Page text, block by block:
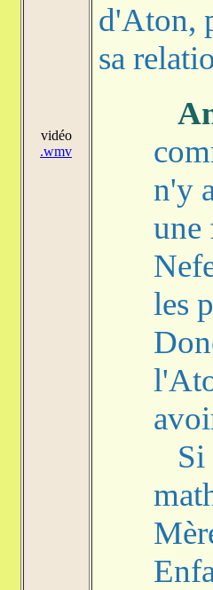
vidéo
.wmv
d'Aton,
sa
n'y
les
Si